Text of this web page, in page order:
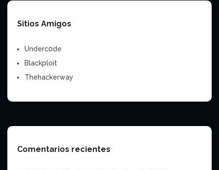
Sitios Amigos
Underc0de
Blackploit
Thehackerway
Comentarios recientes